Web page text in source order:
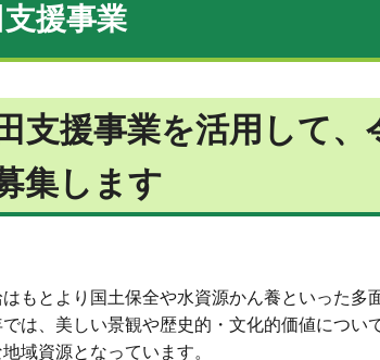
援事業
支援事業を活用して、
集します
もとより国土保全や水資源かん養といった多
は、美しい景観や歴史的・文化的価値につい
域資源となっています。